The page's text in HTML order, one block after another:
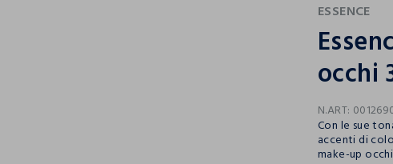
ESSENCE
occhi
N.ART:
Con le sue
accenti di
make-up